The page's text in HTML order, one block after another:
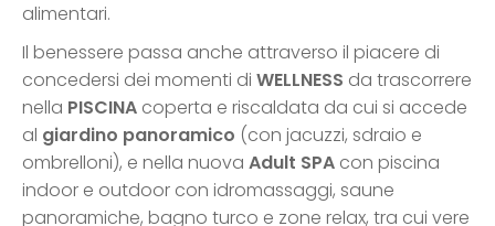
alimentari.
Il benessere passa anche attraverso il piacere di
concedersi dei momenti di WELLNESS da trascorrere
nella PISCINA coperta e riscaldata da cui si accede
al giardino panoramico (con jacuzzi, sdraio e
ombrelloni), e nella nuova Adult SPA con piscina
indoor e outdoor con idromassaggi, saune
panoramiche, bagno turco e zone relax, tra cui vere